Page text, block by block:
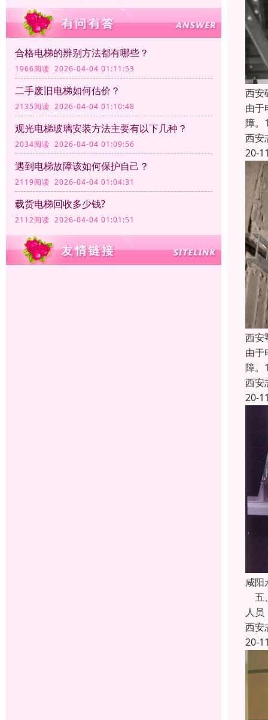
合格电梯的辨别方法都有哪些？
1966阅读 2026-04-04 01:11:53
二手废旧电梯如何估价？
2135阅读 2026-04-04 01:10:48
观光电梯玻璃安装方法主要有以下几种‌？
2034阅读 2026-04-04 01:09:56
遇到电梯故障该如何保护自己？
2119阅读 2026-04-04 01:04:31
载货电梯回收多少钱?
2112阅读 2026-04-04 01:01:51
西安
由于
障。
西安
20-
西安
由于
障。
西安
20-
咸阳
五
人
西安
20-